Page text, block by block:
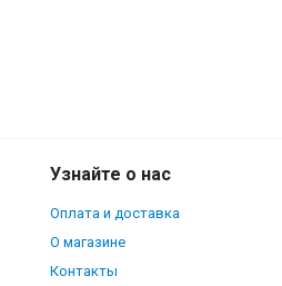
Узнайте о нас
Оплата и доставка
О магазине
Контакты